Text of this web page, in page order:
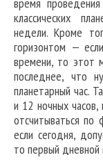
время
классических
недели. Кроме
горизонтом —
времени, то этот
последнее, что
планетарный час.
и 12 ночных
отсчитываться по
если сегодня,
то первый дневной